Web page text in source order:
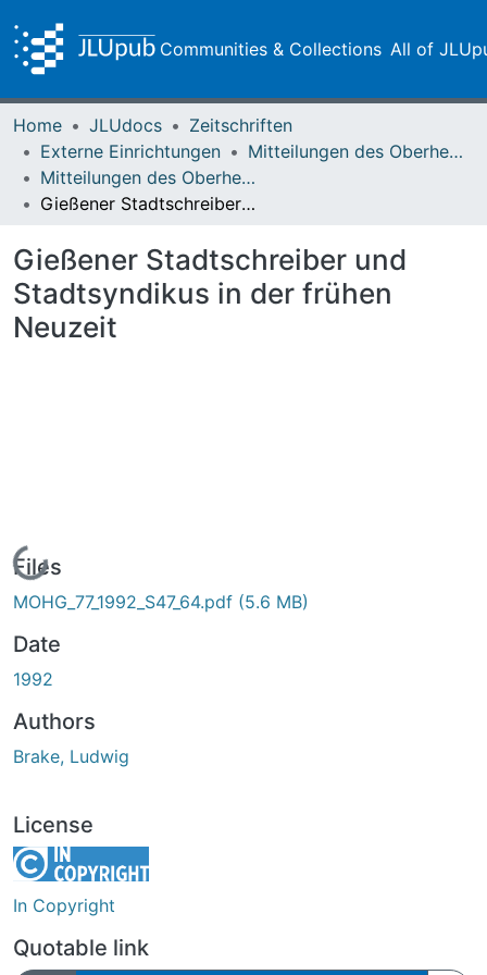
Communities & Collections All of
Home JLUdocs
Zeitschriften
Externe Einrichtungen
Mitteilungen des Oberhessischen Geschichtsvereins Gießen
Mitteilungen des Oberhessischen Geschichtsvereins Gießen Vol. 077 (1992)
Gießener Stadtschreiber und Stadtsyndikus in der frühen Neuzeit
Gießener Stadtschreiber und
Stadtsyndikus in der frühen
Neuzeit
Loading...
Files
MOHG_77_1992_S47_64.pdf (5.6 MB)
Date
1992
Authors
Brake, Ludwig
License
In Copyright
Quotable link